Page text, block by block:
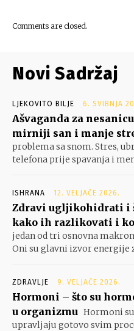
Comments are closed.
Novi Sadržaj
LJEKOVITO BILJE 6. SVIBNJA
Ašvaganda za
mirniji san i manje
problema sa snom. Stres,
telefona prije spavanja i
ISHRANA 12. VELJAČE 2026.
Zdravi ugljikohidrati
kako ih razlikovati i
jedan od tri osnovna
Oni su glavni izvor energije
ZDRAVLJE 9. VELJAČE 2026.
Hormoni – što su
u organizmu Hormoni
upravljaju gotovo svim